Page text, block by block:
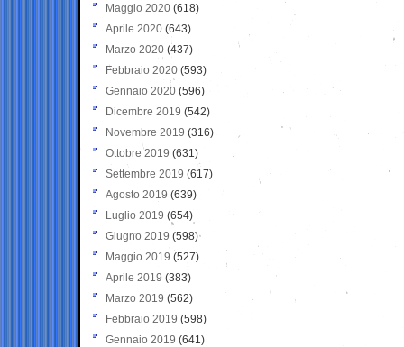
Maggio 2020 (618)
Aprile 2020 (643)
Marzo 2020 (437)
Febbraio 2020 (593)
Gennaio 2020 (596)
Dicembre 2019 (542)
Novembre 2019 (316)
Ottobre 2019 (631)
Settembre 2019 (617)
Agosto 2019 (639)
Luglio 2019 (654)
Giugno 2019 (598)
Maggio 2019 (527)
Aprile 2019 (383)
Marzo 2019 (562)
Febbraio 2019 (598)
Gennaio 2019 (641)